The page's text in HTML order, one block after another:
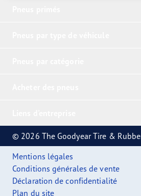
© 2026 The Goodyear Tire &
Mentions légales
Conditions générales de vente
Déclaration de confidentialité
Plan du site